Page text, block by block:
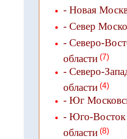
- Новая
- Север
- Северо-
области(7)
- Северо-
области(4)
- Юг
- Юго-Восток
области(8)